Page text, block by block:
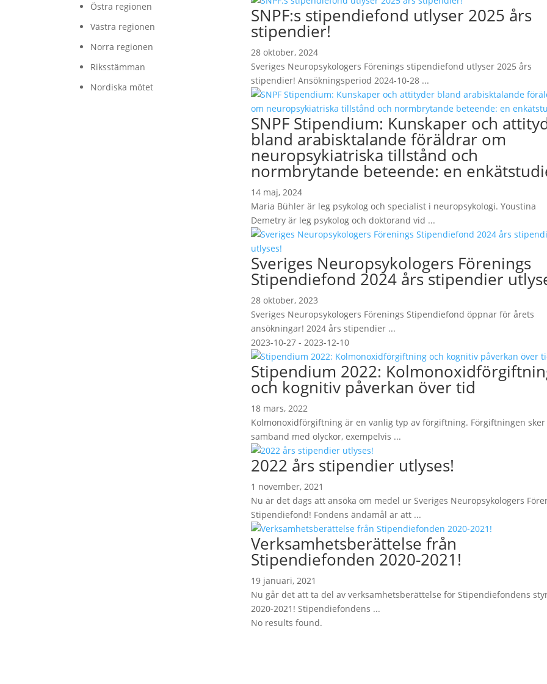
Östra regionen
Västra regionen
Norra regionen
Riksstämman
Nordiska mötet
SNPF:s stipendiefond utlyser 2025 års
stipendier!
28 oktober, 2024
Sveriges Neuropsykologers Förenings stipendiefond utlyser 2025 års
stipendier! Ansökningsperiod 2024-10-28 ...
SNPF Stipendium: Kunskaper och
bland arabisktalande föräldrar om
neuropsykiatriska tillstånd och
normbrytande beteende: en
14 maj, 2024
Maria Bühler är leg psykolog och specialist i neuropsykologi. Youstina
Demetry är leg psykolog och doktorand vid ...
Sveriges Neuropsykologers Förenings
Stipendiefond 2024 års stipendier
28 oktober, 2023
Sveriges Neuropsykologers Förenings Stipendiefond öppnar för årets
ansökningar! 2024 års stipendier ...
2023-10-27 - 2023-12-10
Stipendium 2022:
och kognitiv påverkan över tid
18 mars, 2022
Kolmonoxidförgiftning är en vanlig typ av förgiftning. Förgiftningen
samband med olyckor, exempelvis ...
2022 års stipendier utlyses!
1 november, 2021
Nu är det dags att ansöka om medel ur Sveriges Neuropsykologers
Stipendiefond! Fondens ändamål är att ...
Verksamhetsberättelse från
Stipendiefonden 2020-2021!
19 januari, 2021
Nu går det att ta del av verksamhetsberättelse för Stipendiefondens
2020-2021! Stipendiefondens ...
No results found.